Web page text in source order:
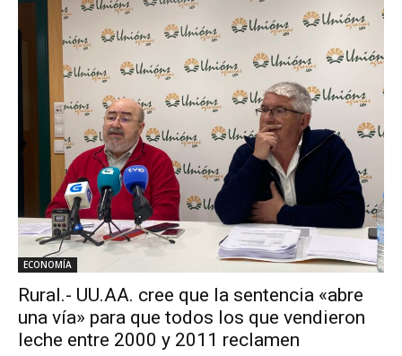
ECONOMÍA
Rural.- UU.AA. cree que la sentencia «abre
una vía» para que todos los que vendieron
leche entre 2000 y 2011 reclamen